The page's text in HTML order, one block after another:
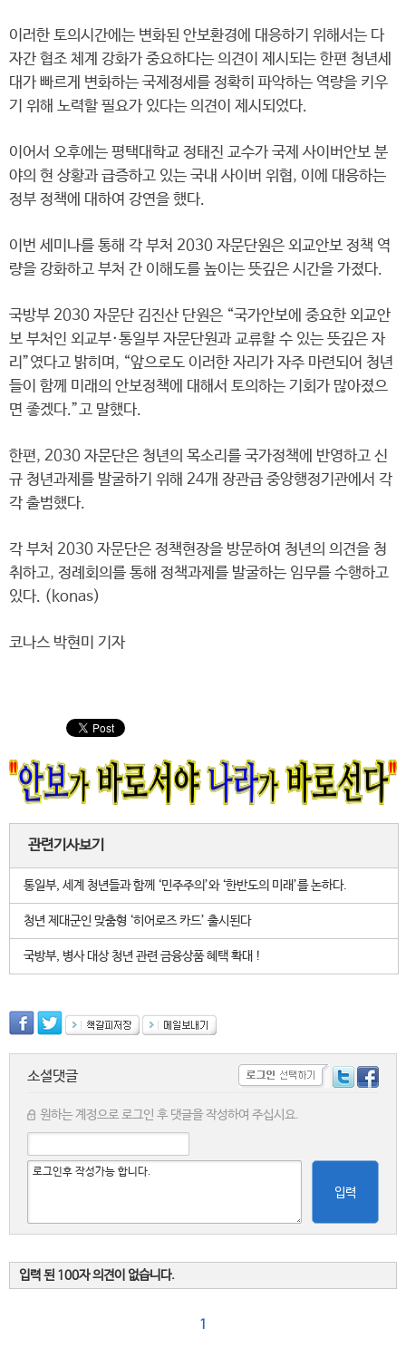
이러한 토의시간에는 변화된 안보환경에 대응하기 위해서는 다
자간 협조 체계 강화가 중요하다는 의견이 제시되는 한편 청년세
대가 빠르게 변화하는 국제정세를 정확히 파악하는 역량을 키우
기 위해 노력할 필요가 있다는 의견이 제시되었다.
이어서 오후에는 평택대학교 정태진 교수가 국제 사이버안보 분
야의 현 상황과 급증하고 있는 국내 사이버 위협, 이에 대응하는
정부 정책에 대하여 강연을 했다.
이번 세미나를 통해 각 부처 2030 자문단원은 외교안보 정책 역
량을 강화하고 부처 간 이해도를 높이는 뜻깊은 시간을 가졌다.
국방부 2030 자문단 김진산 단원은 “국가안보에 중요한 외교안
보 부처인 외교부·통일부 자문단원과 교류할 수 있는 뜻깊은 자
리”였다고 밝히며, “앞으로도 이러한 자리가 자주 마련되어 청년
들이 함께 미래의 안보정책에 대해서 토의하는 기회가 많아졌으
면 좋겠다.”고 말했다.
한편, 2030 자문단은 청년의 목소리를 국가정책에 반영하고 신
규 청년과제를 발굴하기 위해 24개 장관급 중앙행정기관에서 각
각 출범했다.
각 부처 2030 자문단은 정책현장을 방문하여 청년의 의견을 청
취하고, 정례회의를 통해 정책과제를 발굴하는 임무를 수행하고
있다. (konas)
코나스 박현미 기자
관련기사보기
통일부, 세계 청년들과 함께 ‘민주주의’와 ‘한반도의 미래’를 논하다.
청년 제대군인 맞춤형 ‘히어로즈 카드’ 출시된다
국방부, 병사 대상 청년 관련 금융상품 혜택 확대 !
소셜댓글
원하는 계정으로 로그인 후 댓글을 작성하여 주십시요.
입력
입력 된 100자 의견이 없습니다.
1